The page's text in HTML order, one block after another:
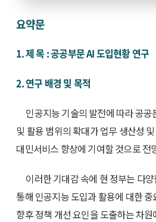
요약문
1. 제 목 : 공공부문 AI 도입현황 연구
2. 연구 배경 및 목적
인공지능 기술의 발전에 따라 공
및 활용 범위의 확대가 업무 생산성
대민서비스 향상에 기여할 것으로 전
이러한 기대감 속에 현 정부는 다
통해 인공지능 도입과 활용에 대한
향후 정책 개선 요인을 도출하는 차